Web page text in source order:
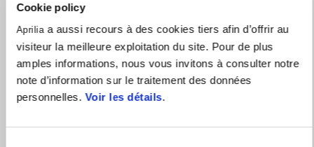
Cookie policy
Aprilia a aussi recours à des cookies tiers afin d’offrir au
visiteur la meilleure exploitation du site. Pour de plus
amples informations, nous vous invitons à consulter notre
note d’information sur le traitement des données
personnelles. Voir les détails.